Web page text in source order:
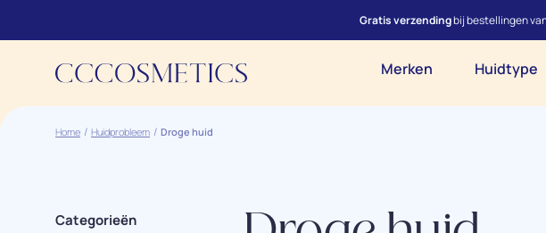
Gratis verzendingbij bestellingen
Merken Huidtype
Home Huidprobleem Droge huid
Categorieën